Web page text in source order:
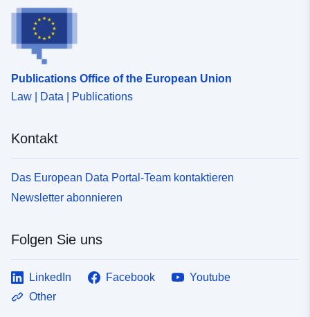
Publications Office of the European Union
Law | Data | Publications
Kontakt
Das European Data Portal-Team kontaktieren
Newsletter abonnieren
Folgen Sie uns
LinkedIn Facebook
Youtube
Other